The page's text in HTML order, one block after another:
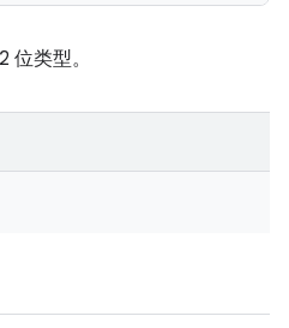
位类型。